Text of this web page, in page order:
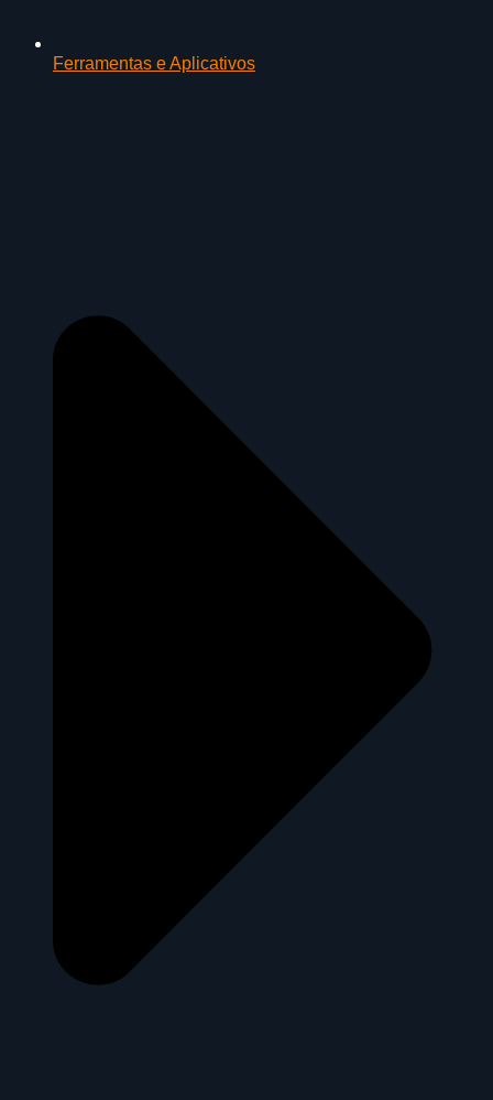
Ferramentas e Aplicativos